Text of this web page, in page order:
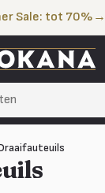
Sale: tot 70% →